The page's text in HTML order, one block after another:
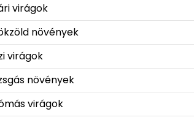
virágok
növények
virágok
növények
virágok